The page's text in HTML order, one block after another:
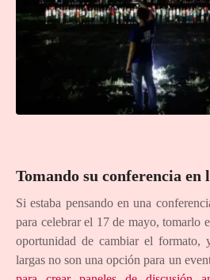
Tomando su conferencia en
Si estaba pensando en una
para celebrar el 17 de mayo, tomarlo
oportunidad de cambiar el formato,
largas no son una opción para un